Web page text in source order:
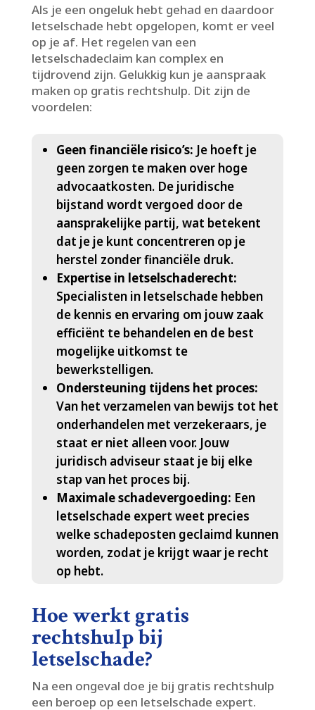
Als je een ongeluk hebt gehad en daardoor
letselschade hebt opgelopen, komt er veel
op je af.​ Het regelen van een
letselschadeclaim kan complex en
tijdrovend zijn.​ Gelukkig kun je aanspraak
maken op gratis rechtshulp.​ Dit zijn de
voordelen:
Geen financiële risico’s: Je hoeft je
geen zorgen te maken over hoge
advocaatkosten.​ De juridische
bijstand wordt vergoed door de
aansprakelijke partij, wat betekent
dat je je kunt concentreren op je
herstel zonder financiële druk.​
Expertise in letselschaderecht:
Specialisten in letselschade hebben
de kennis en ervaring om jouw zaak
efficiënt te behandelen en de best
mogelijke uitkomst te
bewerkstelligen.​
Ondersteuning tijdens het proces:
Van het verzamelen van bewijs tot het
onderhandelen met verzekeraars, je
staat er niet alleen voor.​ Jouw
juridisch adviseur staat je bij elke
stap van het proces bij.​
Maximale schadevergoeding: Een
letselschade expert weet precies
welke schadeposten geclaimd kunnen
worden, zodat je krijgt waar je recht
op hebt.​
Hoe werkt gratis
rechtshulp bij
letselschade?
Na een ongeval doe je bij gratis rechtshulp
een beroep op een letselschade expert.​